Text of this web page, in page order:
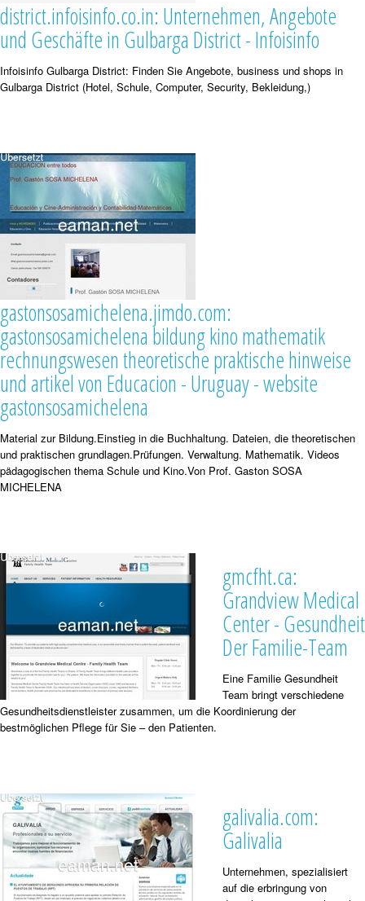
district.infoisinfo.co.in: Unternehmen, Angebote
und Geschäfte in Gulbarga District - Infoisinfo
Infoisinfo Gulbarga District: Finden Sie Angebote, business und shops in
Gulbarga District (Hotel, Schule, Computer, Security, Bekleidung,)
gastonsosamichelena.jimdo.com:
gastonsosamichelena bildung kino mathematik
rechnungswesen theoretische praktische hinweise
und artikel von Educacion - Uruguay - website
gastonsosamichelena
Material zur Bildung.Einstieg in die Buchhaltung. Dateien, die theoretischen
und praktischen grundlagen.Prüfungen. Verwaltung. Mathematik. Videos
pädagogischen thema Schule und Kino.Von Prof. Gaston SOSA
MICHELENA
gmcfht.ca:
Grandview Medical
Center - Gesundheit
Der Familie-Team
Eine Familie Gesundheit
Team bringt verschiedene
Gesundheitsdienstleister zusammen, um die Koordinierung der
bestmöglichen Pflege für Sie – den Patienten.
galivalia.com:
Galivalia
Unternehmen, spezialisiert
auf die erbringung von